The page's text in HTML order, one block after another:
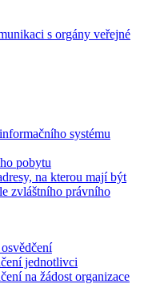
s orgány veřejné
systému
pobytu
na kterou mají být
zvláštního právního
jednotlivci
na žádost organizace